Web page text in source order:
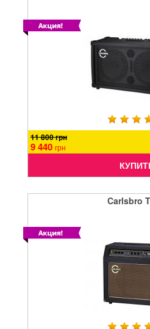
11 800 грн
9 440 грн
Carlsbro